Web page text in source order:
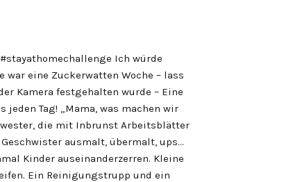
Ich würde
war eine Zuckerwatten Woche – lass
Kamera festgehalten wurde – Eine
Tag! „Mama, was machen wir
die mit Inbrunst Arbeitsblätter
ausmalt, übermalt, ups…
Kinder auseinanderzerren. Kleine
Ein Reinigungstrupp und ein